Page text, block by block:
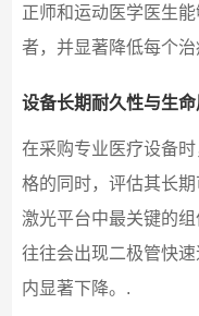
正师和运动医学医生
者，并显著降低每个
设备长期耐久性与生
在采购专业医疗设备
格的同时，评估其长
激光平台中最关键的
往往会出现二极管快
内显著下降。.